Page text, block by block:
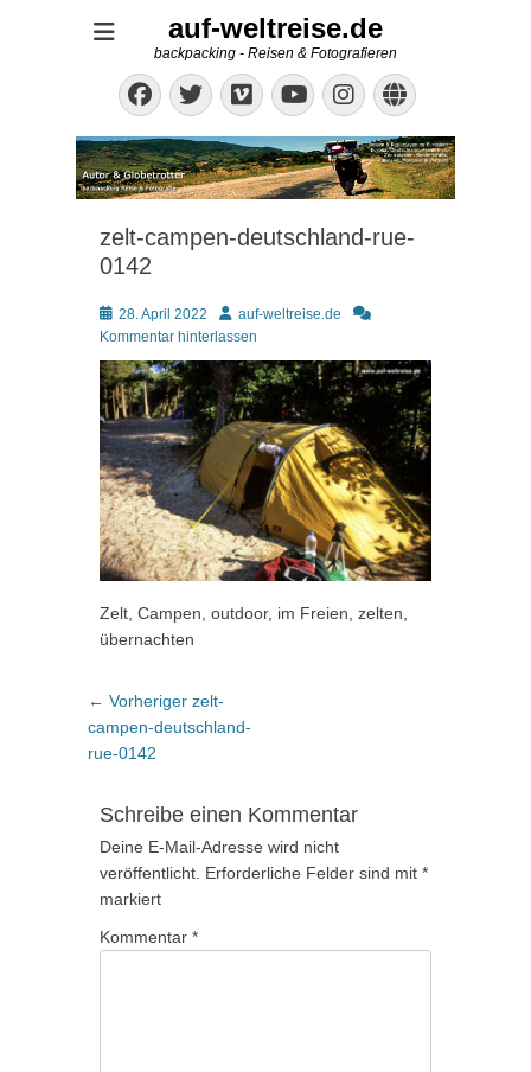
auf-weltreise.de
backpacking - Reisen & Fotografieren
Facebook
Twitter
Vimeo
YouTube
Instagram
Website
zelt-campen-deutschland-rue-
0142
Posted
on
28. April 2022 Autorauf-weltreise.de
Kommentar hinterlassen
Zelt, Campen, outdoor, im Freien, zelten,
übernachten
Beitragsnavigation
← Vorheriger Vorheriger
Beitrag:
zelt-
campen-deutschland-
rue-0142
Schreibe einen Kommentar
Deine E-Mail-Adresse wird nicht
veröffentlicht. Erforderliche Felder sind mit *
markiert
Kommentar *